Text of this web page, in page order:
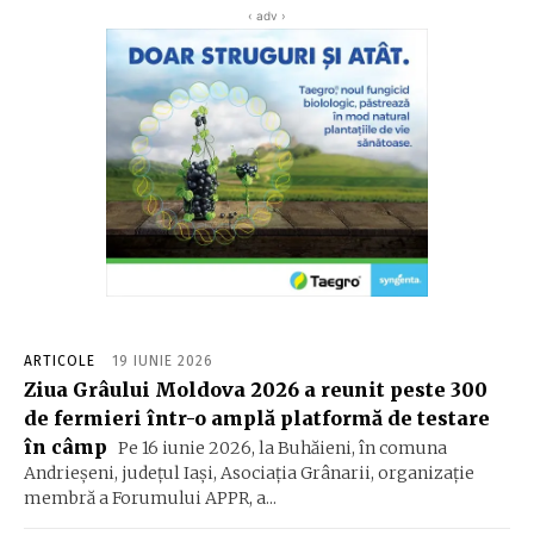
‹ adv ›
ARTICOLE 19 IUNIE 2026
Ziua Grâului Moldova 2026 a reunit peste 300
de fermieri într-o amplă platformă de testare
în câmp Pe 16 iunie 2026, la Buhăieni, în comuna
Andrieșeni, județul Iași, Asociația Grânarii, organizație
membră a Forumului APPR, a...